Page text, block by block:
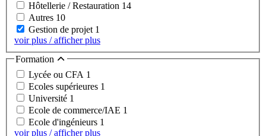
Hôtellerie / Restauration 14
Autres 10
Gestion de projet 1
voir plus / afficher plus
Formation
Lycée ou CFA 1
Ecoles supérieures 1
Université 1
Ecole de commerce/IAE 1
Ecole d'ingénieurs 1
voir plus / afficher plus